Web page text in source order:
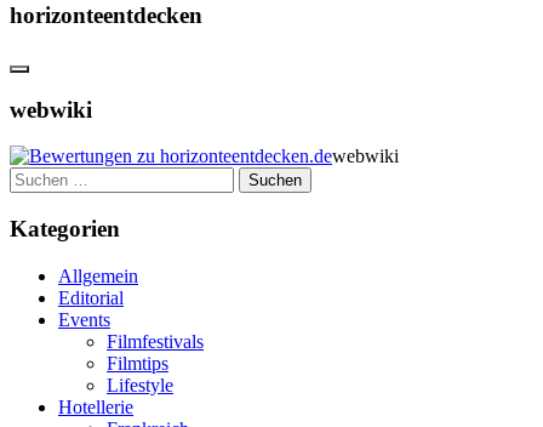
horizonteentdecken
webwiki
webwiki
Suchen
nach:
Kategorien
Allgemein
Editorial
Events
Filmfestivals
Filmtips
Lifestyle
Hotellerie